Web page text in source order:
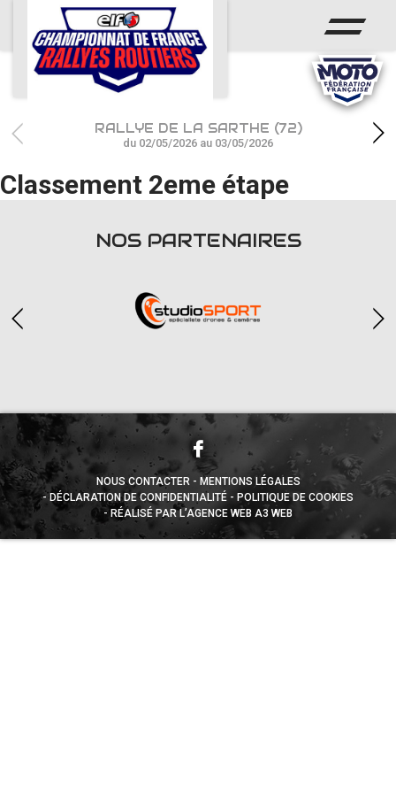
ACCUEIL
ACTUS
CALENDRIER
CHAMPIONNAT
RÉSULTATS
RALLYE DE LA SARTHE (72)
du 02/05/2026 au 03/05/2026
Classement 2eme étape
NOS PARTENAIRES
NOUS CONTACTER
MENTIONS LÉGALES
DÉCLARATION DE CONFIDENTIALITÉ
POLITIQUE DE COOKIES
RÉALISÉ PAR L’AGENCE WEB A3 WEB